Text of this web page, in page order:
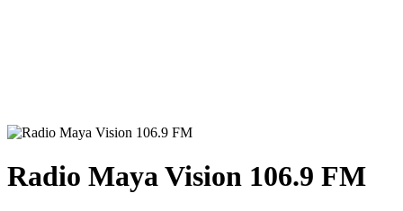
Radio Maya Vision 106.9 FM